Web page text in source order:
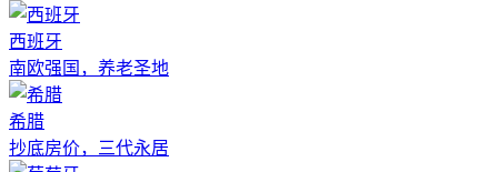
西班牙
南欧强国，养老圣地
希腊
抄底房价，三代永居